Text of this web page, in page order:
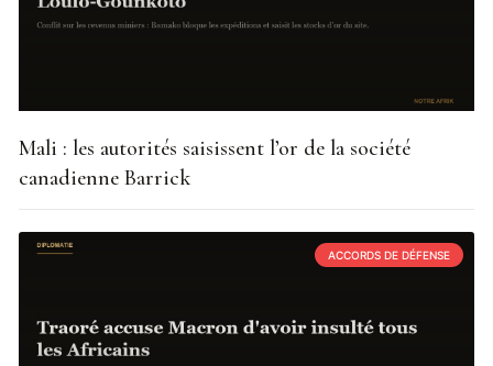
Mali : les autorités saisissent l’or de la société
canadienne Barrick
ACCORDS DE DÉFENSE